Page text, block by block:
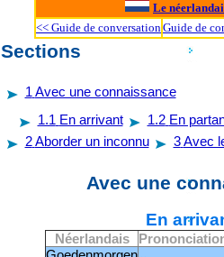
Le
<< Guide de conversationGuide de
Sections
1 Avec une connaissance
1.1 En arrivant 1.2 En
2 Aborder un inconnu 3 Avec
Avec une
En
Néerlandais